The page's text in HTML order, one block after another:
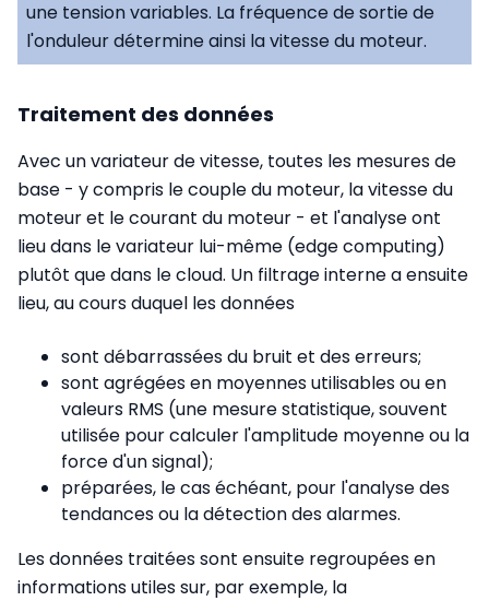
une tension variables. La fréquence de sortie de
l'onduleur détermine ainsi la vitesse du moteur.
Traitement des données
Avec un variateur de vitesse, toutes les mesures de
base - y compris le couple du moteur, la vitesse du
moteur et le courant du moteur - et l'analyse ont
lieu dans le variateur lui-même (edge computing)
plutôt que dans le cloud. Un filtrage interne a ensuite
lieu, au cours duquel les données
sont débarrassées du bruit et des erreurs;
sont agrégées en moyennes utilisables ou en
valeurs RMS (une mesure statistique, souvent
utilisée pour calculer l'amplitude moyenne ou la
force d'un signal);
préparées, le cas échéant, pour l'analyse des
tendances ou la détection des alarmes.
Les données traitées sont ensuite regroupées en
informations utiles sur, par exemple, la